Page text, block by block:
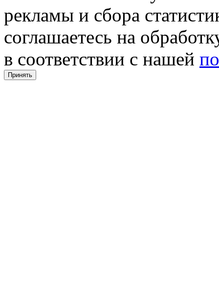
рекламы и сбора
соглашаетесь на
в соответствии с нашей
Принять